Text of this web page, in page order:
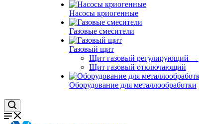
Насосы криогенные
Газовые смесители
Газовый щит
Щит газовый регулирующий —
Щит газовый отключающий
Оборудование для металлообработки